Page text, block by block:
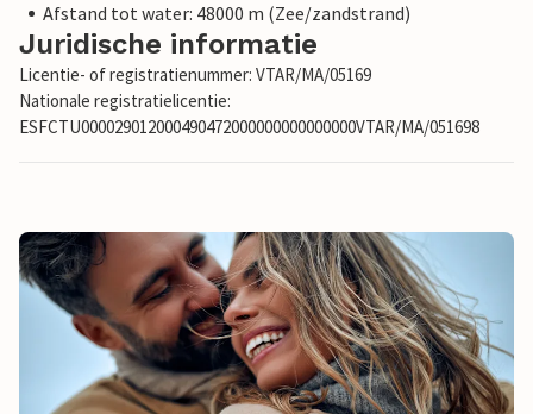
Afstand tot water: 48000 m (Zee/zandstrand)
Juridische informatie
Licentie- of registratienummer: VTAR/MA/05169
Nationale registratielicentie:
ESFCTU000029012000490472000000000000000VTAR/MA/051698